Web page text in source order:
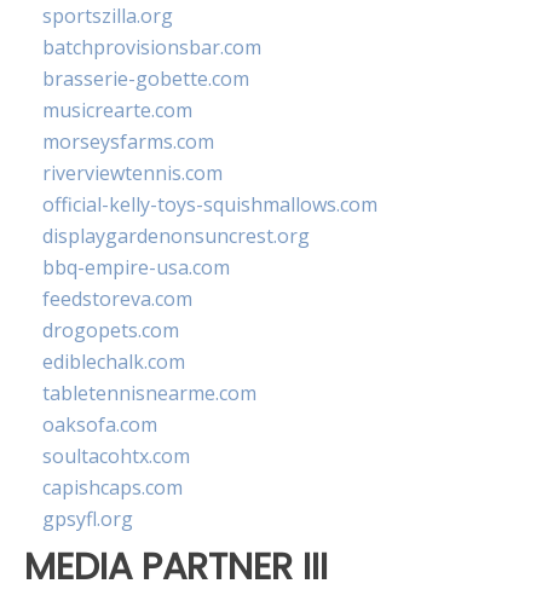
sportszilla.org
batchprovisionsbar.com
brasserie-gobette.com
musicrearte.com
morseysfarms.com
riverviewtennis.com
official-kelly-toys-squishmallows.com
displaygardenonsuncrest.org
bbq-empire-usa.com
feedstoreva.com
drogopets.com
ediblechalk.com
tabletennisnearme.com
oaksofa.com
soultacohtx.com
capishcaps.com
gpsyfl.org
MEDIA PARTNER III